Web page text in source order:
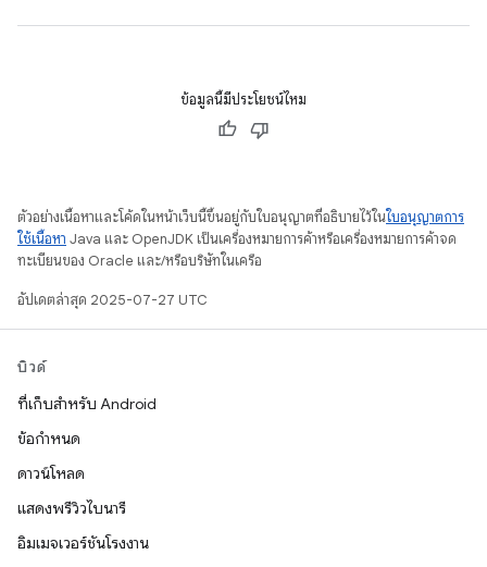
ข้อมูลนี้มีประโยชน์ไหม
ตัวอย่างเนื้อหาและโค้ดในหน้าเว็บนี้ขึ้นอยู่กับใบอนุญาตที่อธิบายไว้ในใบอนุญาตการ
ใช้เนื้อหา Java และ OpenJDK เป็นเครื่องหมายการค้าหรือเครื่องหมายการค้าจด
ทะเบียนของ Oracle และ/หรือบริษัทในเครือ
อัปเดตล่าสุด 2025-07-27 UTC
บิวด์
ที่เก็บสำหรับ Android
ข้อกำหนด
ดาวน์โหลด
แสดงพรีวิวไบนารี
อิมเมจเวอร์ชันโรงงาน